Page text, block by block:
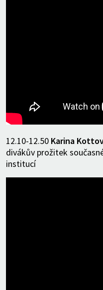
12.10-12.50 Karina
divákův prožitek
institucí